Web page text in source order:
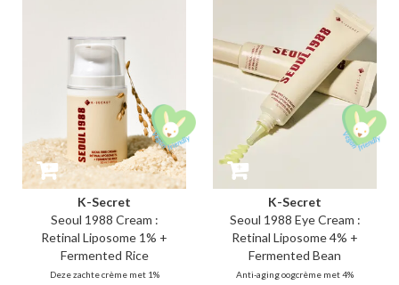
verbetert de vitaliteit van de
K-Secret
Seoul 1988 Cream :
Retinal Liposome 1% +
Fermented Rice
Deze zachte crème met 1%
K-Secret
Seoul 1988 Eye Cream :
Retinal Liposome 4% +
Fermented Bean
Anti-aging oogcrème met 4%